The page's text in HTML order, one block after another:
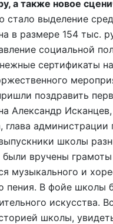
а также новое
выделение
в размере 154 тыс.
социальной
сертификаты
поздравить
Александр
администрации
школы
вручены
музыкального и
пения. В фойе школы
искусства.
школы,